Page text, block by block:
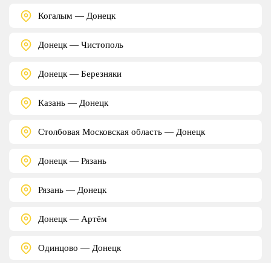
Когалым — Донецк
Донецк — Чистополь
Донецк — Березняки
Казань — Донецк
Столбовая Московская область — Донецк
Донецк — Рязань
Рязань — Донецк
Донецк — Артём
Одинцово — Донецк